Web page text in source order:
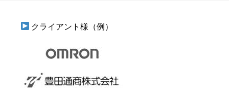
クライアント様（例）